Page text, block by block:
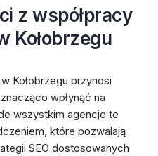
z współpracy
Kołobrzegu
Kołobrzegu przynosi
wpłynąć na
wszystkim agencje te
które pozwalają
SEO dostosowanych